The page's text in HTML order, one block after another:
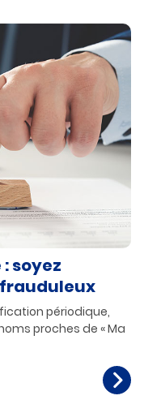
soyez
périodique,
proches de « Ma